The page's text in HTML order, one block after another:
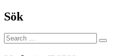
Sök
Search
for:
Search